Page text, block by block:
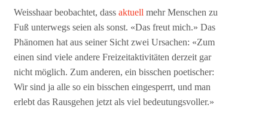
Weisshaar beobachtet, dassaktuell mehr Menschen zu
Fuß unterwegs seien als sonst. «Das freut mich.» Das
Phänomen hat aus seiner Sicht zwei Ursachen: «Zum
einen sind viele andere Freizeitaktivitäten derzeit gar
nicht möglich. Zum anderen, ein bisschen poetischer:
Wir sind ja alle so ein bisschen eingesperrt, und man
erlebt das Rausgehen jetzt als viel bedeutungsvoller.»